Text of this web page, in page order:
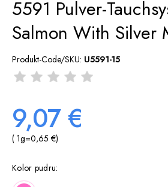
5591 Pulver-
Salmon With Silver
Produkt-Code/SKU: U5591-15
9,07 €
( 1g=0,65 €)
Kolor pudru: